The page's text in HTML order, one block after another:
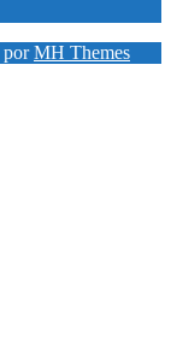
porMH Themes